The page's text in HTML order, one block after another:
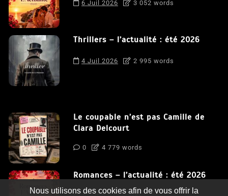
6 Juil 2026 3 052 words
Thrillers – l’actualité : été 2026
4 Juil 2026 2 995 words
Le coupable n’est pas Camille de
Clara Delcourt
0 4 779 words
Romances – l’actualité : été 2026
Nous utilisons des cookies afin de vous offrir la